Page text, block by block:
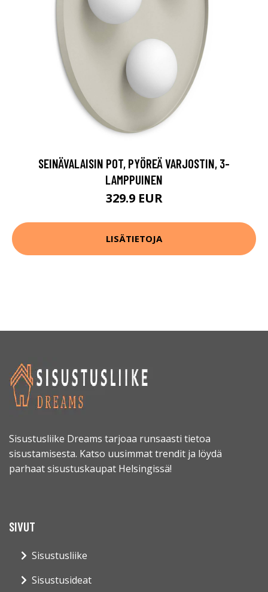
SEINÄVALAISIN POT, PYÖREÄ VARJOSTIN, 3-
LAMPPUINEN
329.9 EUR
LISÄTIETOJA
Sisustusliike Dreams tarjoaa runsaasti tietoa
sisustamisesta. Katso uusimmat trendit ja löydä
parhaat sisustuskaupat Helsingissä!
SIVUT
Sisustusliike
Sisustusideat